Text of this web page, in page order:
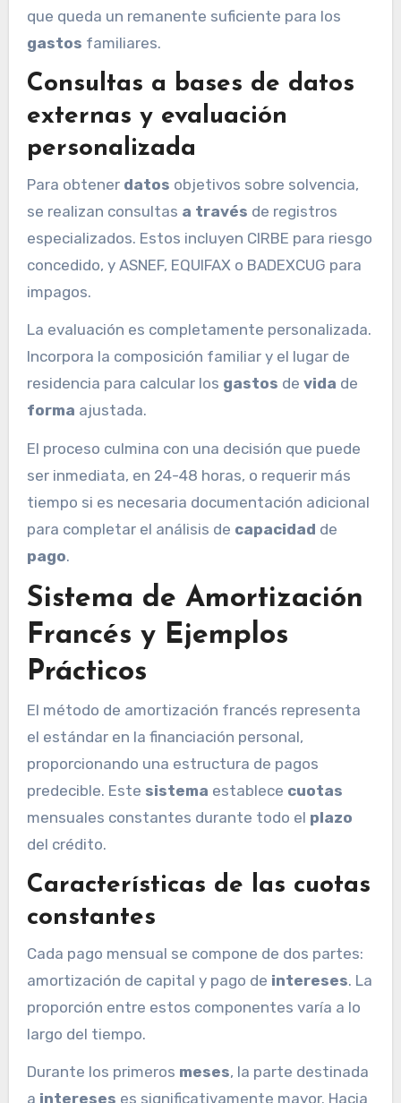
que queda un remanente suficiente para los
gastos familiares.
Consultas a bases de datos
externas y evaluación
personalizada
Para obtener datos objetivos sobre solvencia,
se realizan consultas a través de registros
especializados. Estos incluyen CIRBE para riesgo
concedido, y ASNEF, EQUIFAX o BADEXCUG para
impagos.
La evaluación es completamente personalizada.
Incorpora la composición familiar y el lugar de
residencia para calcular los gastos de vida de
forma ajustada.
El proceso culmina con una decisión que puede
ser inmediata, en 24-48 horas, o requerir más
tiempo si es necesaria documentación adicional
para completar el análisis de capacidad de
pago.
Sistema de Amortización
Francés y Ejemplos
Prácticos
El método de amortización francés representa
el estándar en la financiación personal,
proporcionando una estructura de pagos
predecible. Este sistema establece cuotas
mensuales constantes durante todo el plazo
del crédito.
Características de las cuotas
constantes
Cada pago mensual se compone de dos partes:
amortización de capital y pago de intereses. La
proporción entre estos componentes varía a lo
largo del tiempo.
Durante los primeros meses, la parte destinada
a intereses es significativamente mayor. Hacia